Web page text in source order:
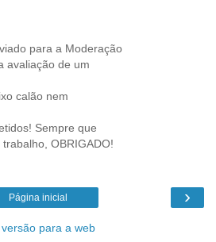
para a Moderação
avaliação de um
calão nem
Sempre que
trabalho, OBRIGADO!
›
Página inicial
versão para a web